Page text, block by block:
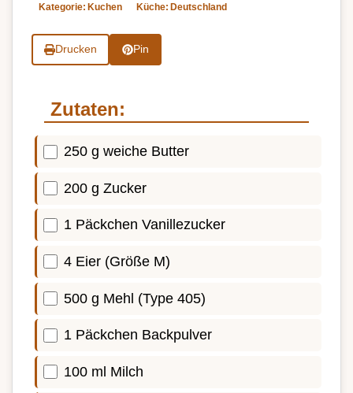
Kategorie: Kuchen Küche: Deutschland
Drucken Pin
Zutaten:
250 g weiche Butter
200 g Zucker
1 Päckchen Vanillezucker
4 Eier (Größe M)
500 g Mehl (Type 405)
1 Päckchen Backpulver
100 ml Milch